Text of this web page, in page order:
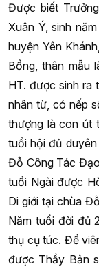
Được biết
Xuân Ý, sinh
huyện Yên
Bồng, thân mẫu
HT. được sinh ra
nhân từ, có nếp
thượng là con út
tuổi hội đủ
Đỗ Công Tác
tuổi Ngài được
Di giới tại chùa
Năm tuổi đời đủ
thụ cụ túc. Để
được Thầy Bản